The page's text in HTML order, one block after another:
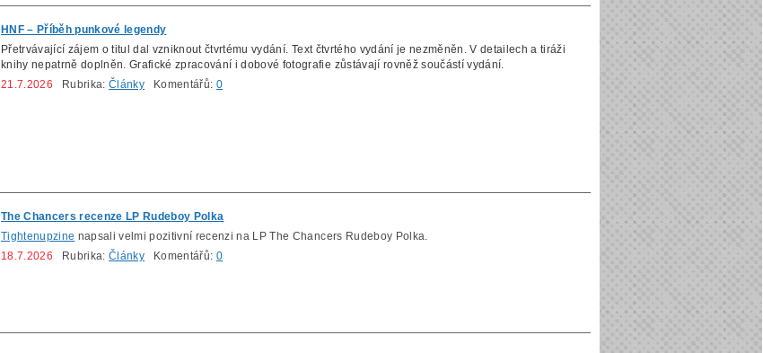
HNF – Příběh punkové legendy
Přetrvávající zájem o titul dal vzniknout čtvrtému vydání. Text čtvrtého vydání je nezměněn. V detailech a tiráži
knihy nepatrně doplněn. Grafické zpracování i dobové fotografie zůstávají rovněž součástí vydání.
21.7.2026 Rubrika:Články Komentářů: 0
The Chancers recenze LP Rudeboy Polka
Tightenupzine napsali velmi pozitivní recenzi na LP The Chancers Rudeboy Polka.
18.7.2026 Rubrika:Články Komentářů: 0